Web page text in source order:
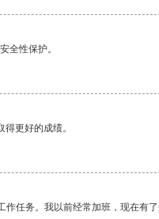
全性保护。
更好的成绩。
任务。我以前经常加班，现在有